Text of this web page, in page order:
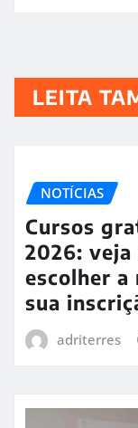
LEITA
NOTÍCIAS
Cursos
2026: veja
escolher a
sua
adriterres